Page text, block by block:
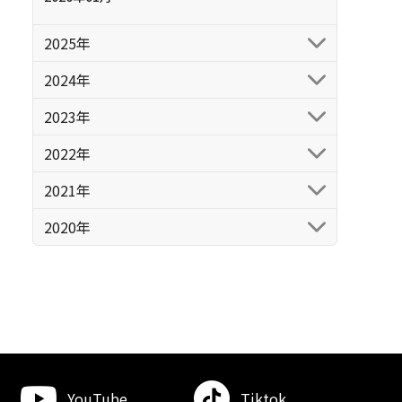
2025年
2024年
2023年
2022年
2021年
2020年